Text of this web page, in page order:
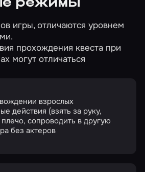
режимы
игры, отличаются уровнем
прохождения квеста при
могут отличаться
взрослых
действия (взять за руку,
сопроводить в другую
без актеров